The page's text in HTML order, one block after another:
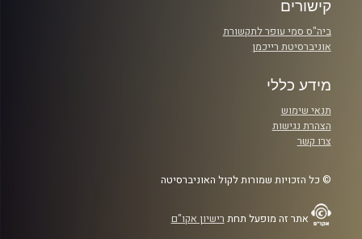
קישורים
ביה"ס סמי עופר לתקשורת
אוניברסיטת רייכמן
מידע כללי
תנאי שימוש
הצהרת נגישות
צרו קשר
© כל הזכויות שמורות לקול האוניברסיטה
אתר זה מופעל תחת רישיון אקו"ם